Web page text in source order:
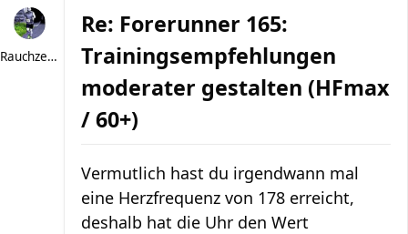
Rauchzeichen
Re: Forerunner 165:
Trainingsempfehlungen
moderater gestalten (HFmax
/ 60+)
Vermutlich hast du irgendwann mal
eine Herzfrequenz von 178 erreicht,
deshalb hat die Uhr den Wert